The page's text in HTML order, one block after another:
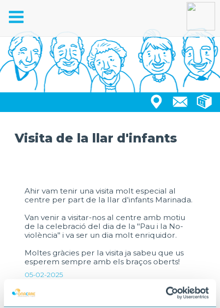
Toggle
navigation
Visita de la llar d'infants
Ahir vam tenir una visita molt especial al
centre per part de la llar d'infants Marinada.
Van venir a visitar-nos al centre amb motiu
de la celebració del dia de la "Pau i la No-
violència" i va ser un dia molt enriquidor.
Moltes gràcies per la visita ja sabeu que us
esperem sempre amb els braços oberts!
05-02-2025